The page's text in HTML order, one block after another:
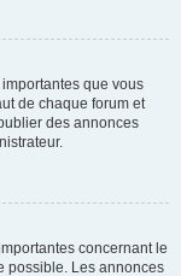
que vous
de chaque forum et
des annonces
concernant le
possible. Les annonces